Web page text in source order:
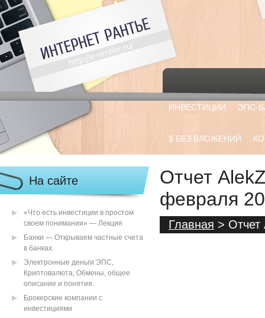
ИНВЕСТИЦИИ ЭПС-
$ БЕЗ ВЛОЖЕНИЙ
На сайте
«Что есть инвестиции в простом
своем понимании» — Лекция
Банки — Открываем частные счета
в банках.
Электронные деньги ЭПС,
Криптовалюта, Обмены, общее
описание и понятия.
Брокерские компании с
инвестициями
Отчет
февраля
Главная >